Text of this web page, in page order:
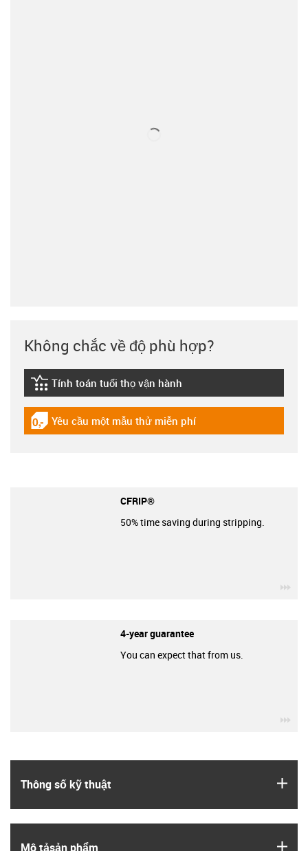
Thông số kỹ thuật
Mô tả­sản phẩm
Không chắc về độ phù hợp?
igus-icon-lebensdauerrechner
Tính toán tuổi thọ vận hành
igus-icon-gratismuster
Yêu cầu một mẫu thử miễn phí
CFRIP®
50% time saving during stripping.
4-year guarantee
You can expect that from us.